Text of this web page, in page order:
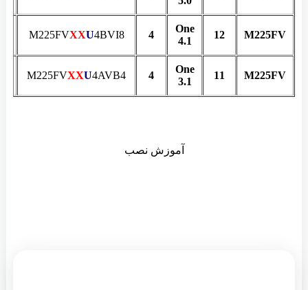
M225FV
12
One
4.1
4
M225FVXXU4BVI8
M225FV
11
One
3.1
4
M225FVXXU4AVB4
آموزش نصب